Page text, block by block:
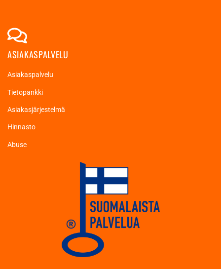
ASIAKASPALVELU
Asiakaspalvelu
Tietopankki
Asiakasjärjestelmä
Hinnasto
Abuse